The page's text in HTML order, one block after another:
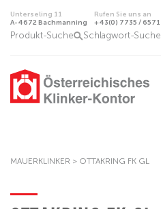
Unterseling 11
A-4672 Bachmanning
Rufen Sie uns an
+43(0) 7735 / 6571
Produkt-Suche Schlagwort-Suche
MAUERKLINKER > OTTAKRING FK GL